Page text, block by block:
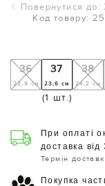
Повернутися до:
Код товару:
36
22,9 см
37
23,6 см
(1 шт.)
38
24,2 см
При оплаті
доставка від
Термін
Покупка